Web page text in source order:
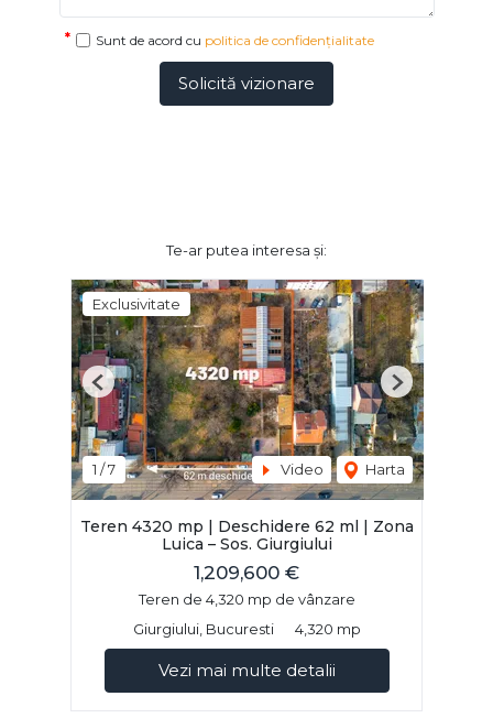
Sunt de acord cu politica de confidențialitate
Solicită vizionare
Te-ar putea interesa și:
Exclusivitate
1 /7 Video Harta
Previous Next
Teren 4320 mp | Deschidere 62 ml | Zona
Luica – Sos. Giurgiului
1,209,600 €
Teren de 4,320 mp de vânzare
Giurgiului, Bucuresti
4,320 mp
Vezi mai multe detalii